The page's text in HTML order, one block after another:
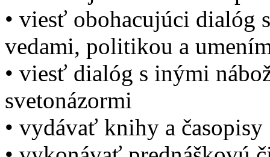
• viesť obohacujúci dialóg
vedami, politikou a
• viesť dialóg s inými
svetonázormi
• vydávať knihy a časopisy